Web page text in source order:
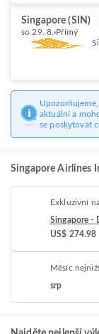
Singapore (SIN)
so 29. 8. Přímý
aktuální a
se poskytovat
Singapore Airlines
Exkluzivní
Singapore -
US$ 274.98
Měsíc
srp